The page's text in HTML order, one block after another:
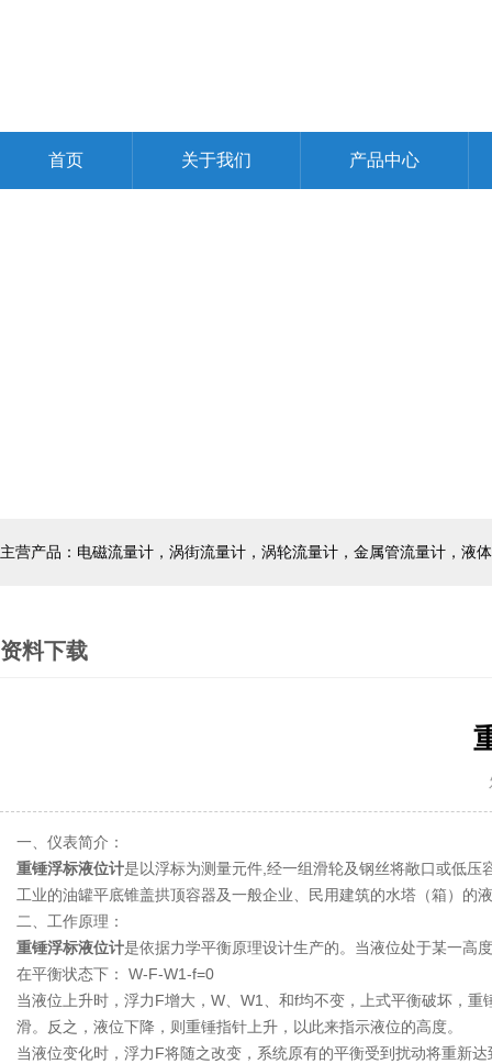
首页 关于我们 产品中心
主营产品：电磁流量计，涡街流量计，涡轮流量计，金属管流量计，液
资料下载
一、仪表简介：
重锤浮标液位计是以浮标为测量元件,经一组滑轮及钢丝将敞口或低
工业的油罐平底锥盖拱顶容器及一般企业、民用建筑的水塔（箱）
二、工作原理：
重锤浮标液位计是依据力学平衡原理设计生产的。当液位处于某一高
在平衡状态下： W-F-W1-f=0
当液位上升时，浮力F增大，W、W1、和f均不变，上式平衡破坏，
滑。反之，液位下降，则重锤指针上升，以此来指示液位的高度。
当液位变化时，浮力F将随之改变，系统原有的平衡受到扰动将重新